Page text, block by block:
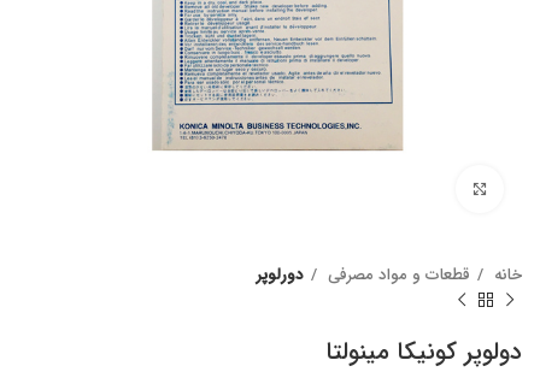
خانه قطعات و مواد مصرفی دورلوپر
دولوپر کونیکا مینولتا